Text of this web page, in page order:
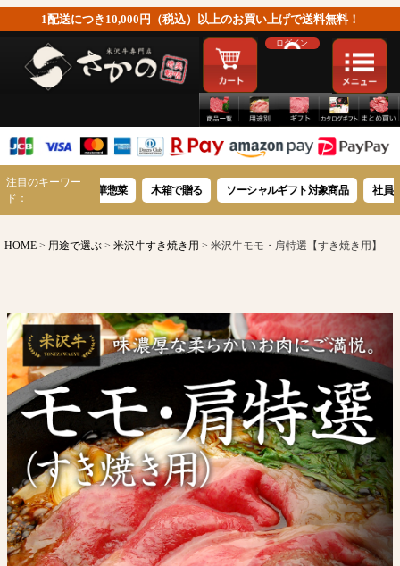
1配送につき10,000円（税込）以上のお買い上げで送料無料！
ログイン
注目のキーワー
ド：
米沢牛豪華惣菜 木箱で贈る ソーシャルギフト対象商品 社員への感謝を
HOME 用途で選ぶ 米沢牛すき焼き用 米沢牛モモ・肩特選【すき焼き用】